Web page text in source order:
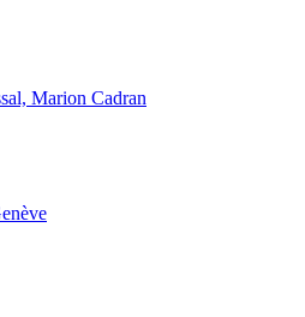
Marion Cadran